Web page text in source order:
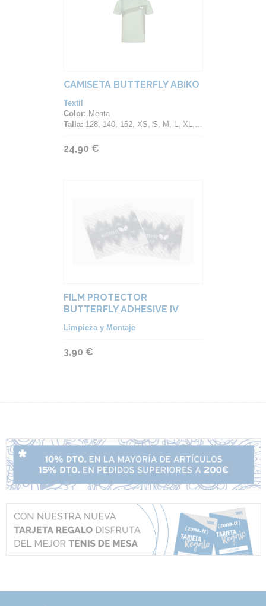
CAMISETA BUTTERFLY ABIKO
Textil
Color: Menta
Talla: 128, 140, 152, XS, S, M, L, XL, 2XL, 3XL, 4XL
24,90 €
FILM PROTECTOR
BUTTERFLY ADHESIVE IV
Limpieza y Montaje
3,90 €